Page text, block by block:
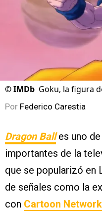
©IMDb Goku, la figura
Por Federico Carestia
Dragon Balles uno
importantes de la
que se popularizó en
de señales como la
con Cartoon Network